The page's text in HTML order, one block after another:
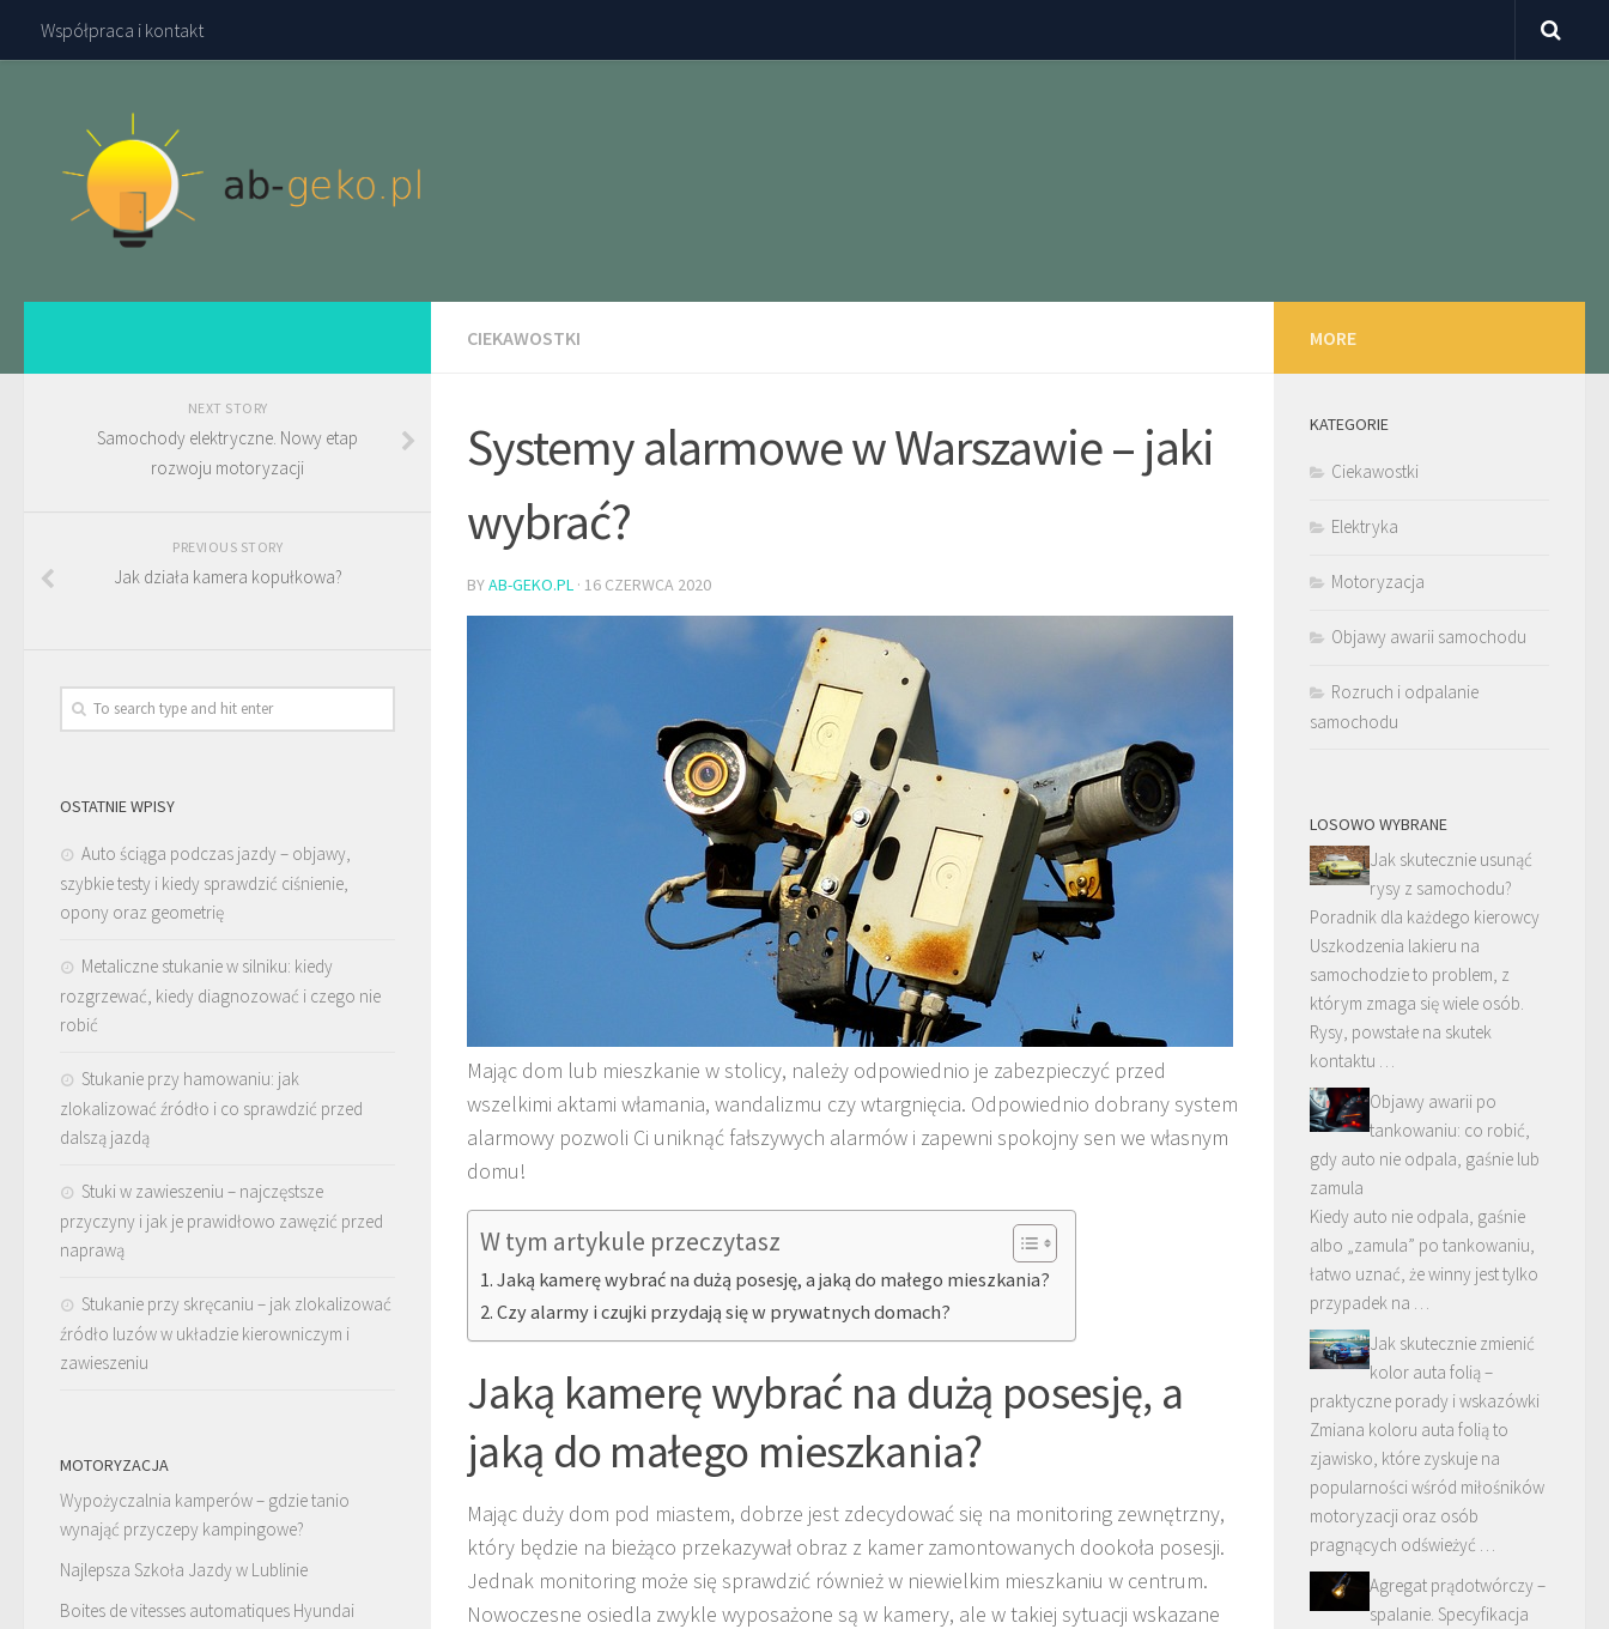
Współpraca i kontakt
CIEKAWOSTKI
Systemy alarmowe w Warszawie – jaki
wybrać?
BYAB-GEKO.PL · 16 CZERWCA 2020
Mając dom lub mieszkanie w stolicy, należy odpowiednio je zabezpieczyć przed
wszelkimi aktami włamania, wandalizmu czy wtargnięcia. Odpowiednio dobrany system
alarmowy pozwoli Ci uniknąć fałszywych alarmów i zapewni spokojny sen we własnym
domu!
W tym artykule przeczytasz
Jaką kamerę wybrać na dużą posesję, a jaką do małego mieszkania?
Czy alarmy i czujki przydają się w prywatnych domach?
Jaką kamerę wybrać na dużą posesję, a
jaką do małego mieszkania?
Mając duży dom pod miastem, dobrze jest zdecydować się na monitoring zewnętrzny,
który będzie na bieżąco przekazywał obraz z kamer zamontowanych dookoła posesji.
Jednak monitoring może się sprawdzić również w niewielkim mieszkaniu w centrum.
Nowoczesne osiedla zwykle wyposażone są w kamery, ale w takiej sytuacji wskazane
NEXT STORY
Samochody elektryczne. Nowy etap
rozwoju motoryzacji
PREVIOUS STORY
Jak działa kamera kopułkowa?
OSTATNIE WPISY
Auto ściąga podczas jazdy – objawy,
szybkie testy i kiedy sprawdzić ciśnienie,
opony oraz geometrię
Metaliczne stukanie w silniku: kiedy
rozgrzewać, kiedy diagnozować i czego nie
robić
Stukanie przy hamowaniu: jak
zlokalizować źródło i co sprawdzić przed
dalszą jazdą
Stuki w zawieszeniu – najczęstsze
przyczyny i jak je prawidłowo zawęzić przed
naprawą
Stukanie przy skręcaniu – jak zlokalizować
źródło luzów w układzie kierowniczym i
zawieszeniu
MOTORYZACJA
Wypożyczalnia kamperów – gdzie tanio
wynająć przyczepy kampingowe?
Najlepsza Szkoła Jazdy w Lublinie
Boites de vitesses automatiques Hyundai
MORE
KATEGORIE
Ciekawostki
Elektryka
Motoryzacja
Objawy awarii samochodu
Rozruch i odpalanie
samochodu
LOSOWO WYBRANE
Jak skutecznie usunąć
rysy z samochodu?
Poradnik dla każdego kierowcy
Uszkodzenia lakieru na
samochodzie to problem, z
którym zmaga się wiele osób.
Rysy, powstałe na skutek
kontaktu …
Objawy awarii po
tankowaniu: co robić,
gdy auto nie odpala, gaśnie lub
zamula
Kiedy auto nie odpala, gaśnie
albo „zamula” po tankowaniu,
łatwo uznać, że winny jest tylko
przypadek na …
Jak skutecznie zmienić
kolor auta folią –
praktyczne porady i wskazówki
Zmiana koloru auta folią to
zjawisko, które zyskuje na
popularności wśród miłośników
motoryzacji oraz osób
pragnących odświeżyć …
Agregat prądotwórczy –
spalanie. Specyfikacja